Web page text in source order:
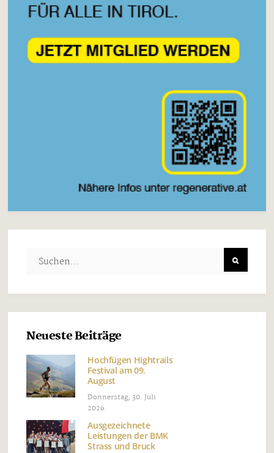
Neueste Beiträge
Hochfügen Hightrails
Festival am 09.
August
Donnerstag, 30. Juli
2026
Ausgezeichnete
Leistungen der BMK
Strass und Bruck